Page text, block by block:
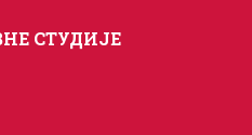
СТУДИЈЕ